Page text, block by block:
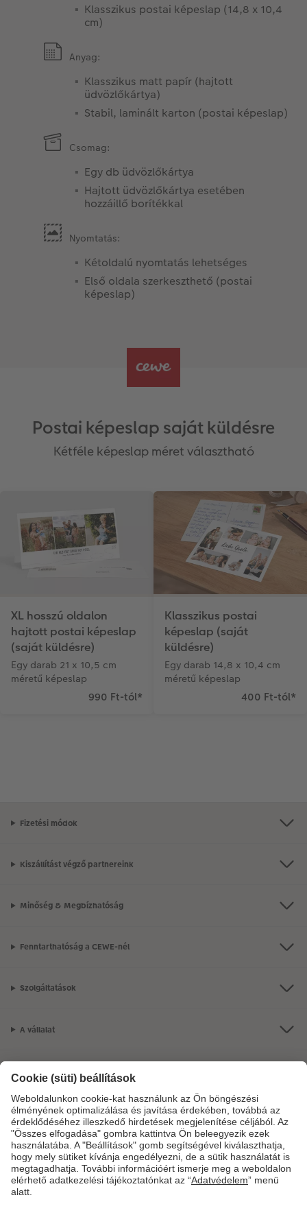
Klasszikus postai képeslap (14,8 x 10,4
cm)
Anyag:
Klasszikus matt papír (hajtott
üdvözlőkártya)
Stabil, laminált karton (postai képeslap)
Csomag:
Egy db üdvözlőkártya
Hajtott üdvözlőkártya esetében
hozzáillő borítékkal
Nyomtatás:
Kétoldalú nyomtatás lehetséges
Első oldala szerkeszthető (postai
képeslap)
Postai képeslap saját küldésre
Kétféle képeslap méret választható
XL hosszú oldalon
hajtott postai képeslap
(saját küldésre)
Egy darab 21 x 10,5 cm
méretű képeslap
990 Ft-tól*
Klasszikus postai
képeslap (saját
küldésre)
Egy darab 14,8 x 10,4 cm
méretű képeslap
400 Ft-tól*
Fizetési módok
Kiszállítást végző partnereink
Minőség & Megbízhatóság
Fenntarthatóság a CEWE-nél
Szolgáltatások
A vállalat
CEWE Fotóvilág